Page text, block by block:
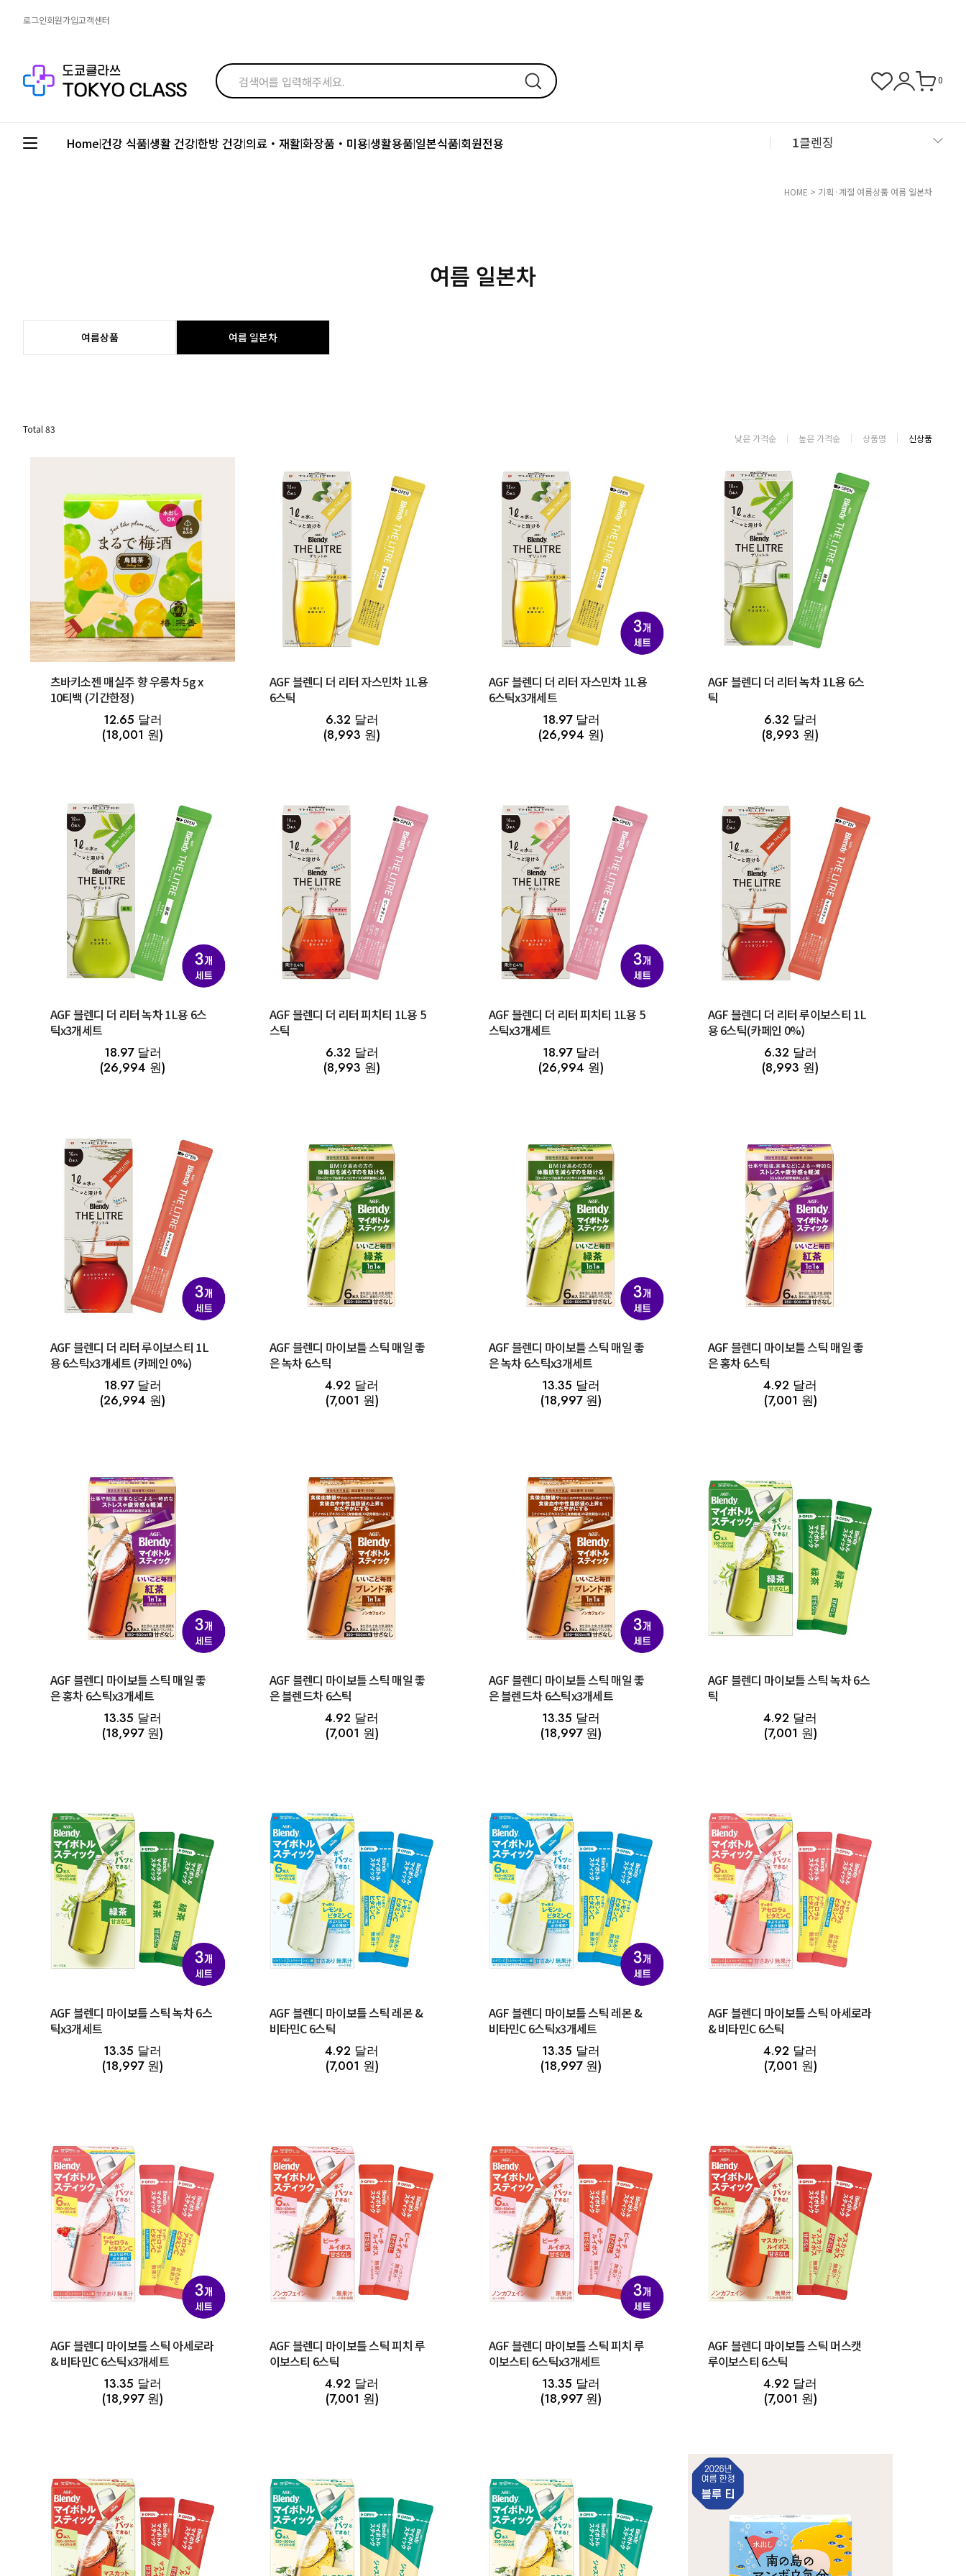
로그인회원가입고객센터
0
Home|건강 식품|생활 건강|한방 건강|의료・재활|화장품・미용|생활용품|일본식품|회원전용 1클렌징
HOME > 기획·계절 여름상품 여름 일본차
여름 일본차
여름상품 여름 일본차
Total 83
낮은 가격순 높은 가격순 상품명 신상품
츠바키소젠 매실주 향 우롱차 5g x
10티백 (기간한정)
12.65 달러
(18,001 원)
AGF 블렌디 더 리터 자스민차 1L용
6스틱
6.32 달러
(8,993 원)
AGF 블렌디 더 리터 자스민차 1L용
6스틱x3개세트
18.97 달러
(26,994 원)
AGF 블렌디 더 리터 녹차 1L용 6스
틱
6.32 달러
(8,993 원)
AGF 블렌디 더 리터 녹차 1L용 6스
틱x3개세트
18.97 달러
(26,994 원)
AGF 블렌디 더 리터 피치티 1L용 5
스틱
6.32 달러
(8,993 원)
AGF 블렌디 더 리터 피치티 1L용 5
스틱x3개세트
18.97 달러
(26,994 원)
AGF 블렌디 더 리터 루이보스티 1L
용 6스틱(카페인 0%)
6.32 달러
(8,993 원)
AGF 블렌디 더 리터 루이보스티 1L
용 6스틱x3개세트 (카페인 0%)
18.97 달러
(26,994 원)
AGF 블렌디 마이보틀 스틱 매일 좋
은 녹차 6스틱
4.92 달러
(7,001 원)
AGF 블렌디 마이보틀 스틱 매일 좋
은 녹차 6스틱x3개세트
13.35 달러
(18,997 원)
AGF 블렌디 마이보틀 스틱 매일 좋
은 홍차 6스틱
4.92 달러
(7,001 원)
AGF 블렌디 마이보틀 스틱 매일 좋
은 홍차 6스틱x3개세트
13.35 달러
(18,997 원)
AGF 블렌디 마이보틀 스틱 매일 좋
은 블렌드차 6스틱
4.92 달러
(7,001 원)
AGF 블렌디 마이보틀 스틱 매일 좋
은 블렌드차 6스틱x3개세트
13.35 달러
(18,997 원)
AGF 블렌디 마이보틀 스틱 녹차 6스
틱
4.92 달러
(7,001 원)
AGF 블렌디 마이보틀 스틱 녹차 6스
틱x3개세트
13.35 달러
(18,997 원)
AGF 블렌디 마이보틀 스틱 레몬 &
비타민C 6스틱
4.92 달러
(7,001 원)
AGF 블렌디 마이보틀 스틱 레몬 &
비타민C 6스틱x3개세트
13.35 달러
(18,997 원)
AGF 블렌디 마이보틀 스틱 아세로라
& 비타민C 6스틱
4.92 달러
(7,001 원)
AGF 블렌디 마이보틀 스틱 아세로라
& 비타민C 6스틱x3개세트
13.35 달러
(18,997 원)
AGF 블렌디 마이보틀 스틱 피치 루
이보스티 6스틱
4.92 달러
(7,001 원)
AGF 블렌디 마이보틀 스틱 피치 루
이보스티 6스틱x3개세트
13.35 달러
(18,997 원)
AGF 블렌디 마이보틀 스틱 머스캣
루이보스티 6스틱
4.92 달러
(7,001 원)